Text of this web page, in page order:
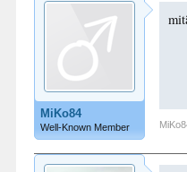
MiKo84
Well-Known Member